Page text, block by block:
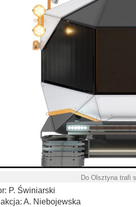
Do Olsztyna trafi
P. Świniarski
A. Niebojewska